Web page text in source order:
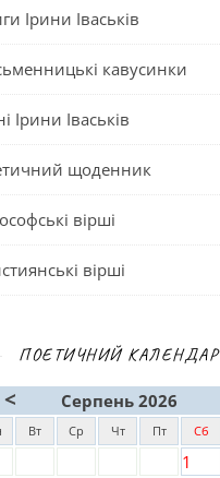
Ірини Іваськів
кавусинки
Ірини Іваськів
щоденник
вірші
вірші
ПОЕТИЧНИЙ КАЛЕНДАР
< Серпень 2026
Вт Ср Чт Пт Сб
1